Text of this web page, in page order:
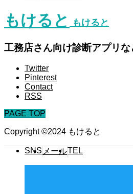
もけると もけると
工務店さん向け診断アプリな
Twitter
Pinterest
Contact
RSS
PAGE TOP
Copyright ©2024 もけると
SNS メールTEL